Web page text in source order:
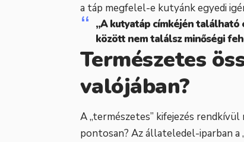
a táp megfelel-e kutyánk egyedi
„A kutyatáp címkéjén található
között nem találsz minőségi
Természetes
valójában?
A „természetes” kifejezés
pontosan? Az állateledel-iparban